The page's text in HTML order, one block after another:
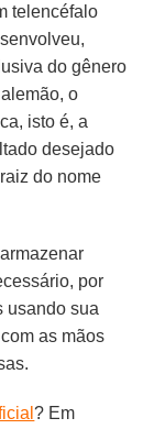
telencéfalo
do gênero
o
isto é, a
desejado
do nome
por
usando sua
as mãos
? Em